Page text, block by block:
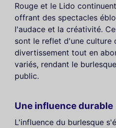
Rouge et le Lido
offrant des spectacles
l'audace et la créativité.
sont le reflet d'une culture
divertissement tout en
variés, rendant le
public.
Une influence durable
L'influence du burlesque